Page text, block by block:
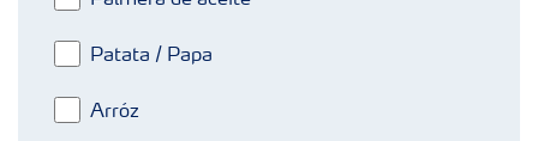
Patata / Papa
Arróz